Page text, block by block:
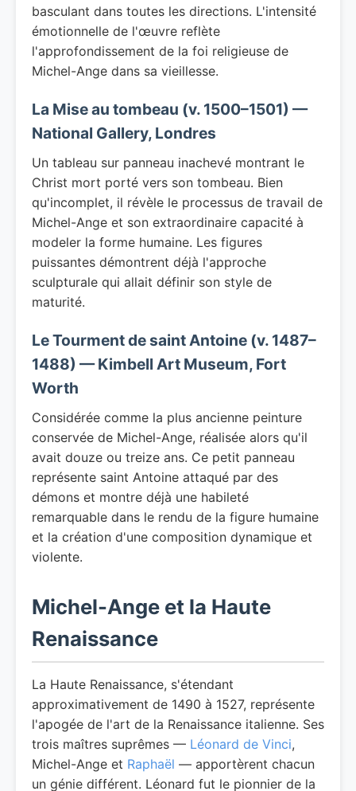
basculant dans toutes les directions. L'intensité
émotionnelle de l'œuvre reflète
l'approfondissement de la foi religieuse de
Michel-Ange dans sa vieillesse.
La Mise au tombeau (v. 1500–1501) —
National Gallery, Londres
Un tableau sur panneau inachevé montrant le
Christ mort porté vers son tombeau. Bien
qu'incomplet, il révèle le processus de travail de
Michel-Ange et son extraordinaire capacité à
modeler la forme humaine. Les figures
puissantes démontrent déjà l'approche
sculpturale qui allait définir son style de
maturité.
Le Tourment de saint Antoine (v. 1487–
1488) — Kimbell Art Museum, Fort
Worth
Considérée comme la plus ancienne peinture
conservée de Michel-Ange, réalisée alors qu'il
avait douze ou treize ans. Ce petit panneau
représente saint Antoine attaqué par des
démons et montre déjà une habileté
remarquable dans le rendu de la figure humaine
et la création d'une composition dynamique et
violente.
Michel-Ange et la Haute
Renaissance
La Haute Renaissance, s'étendant
approximativement de 1490 à 1527, représente
l'apogée de l'art de la Renaissance italienne. Ses
trois maîtres suprêmes — Léonard de Vinci,
Michel-Ange et Raphaël — apportèrent chacun
un génie différent. Léonard fut le pionnier de la